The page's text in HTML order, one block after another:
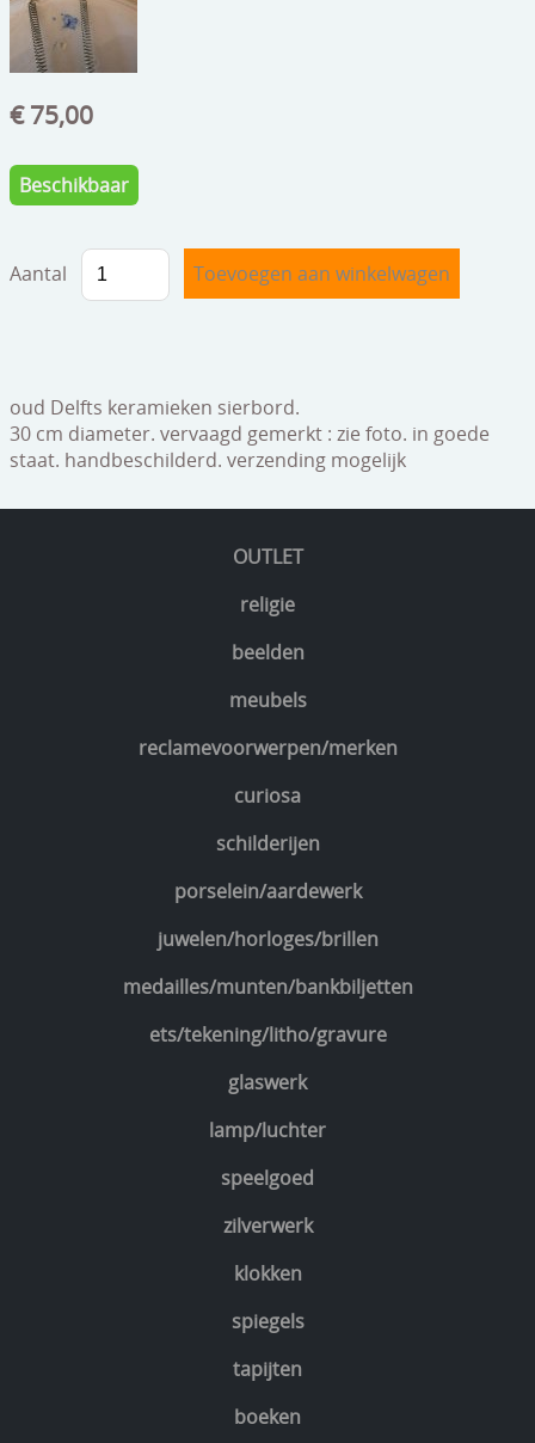
speelgoed
zilverwerk
klokken
spiegels
boeken
OUTLET
religie
beelden
meubels
reclamevoorwerpen/merken
curiosa
schilderijen
porselein/aardewerk
juwelen/horloges/brillen
medailles/munten/bankbiljetten
ets/tekening/litho/gravure
glaswerk
lamp/luchter
speelgoed
zilverwerk
klokken
spiegels
tapijten
boeken
€ 75,00
Beschikbaar
Aantal
oud Delfts keramieken sierbord.
30 cm diameter. vervaagd gemerkt : zie foto. in goede
staat. handbeschilderd. verzending mogelijk